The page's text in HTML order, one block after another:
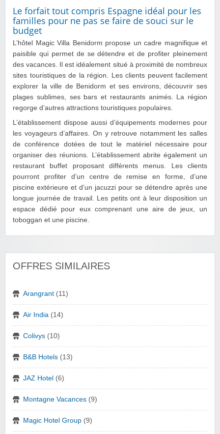
Le forfait tout compris Espagne idéal pour les
familles pour ne pas se faire de souci sur le
budget
L’hôtel Magic Villa Benidorm propose un cadre magnifique et
paisible qui permet de se détendre et de profiter pleinement
des vacances. Il est idéalement situé à proximité de nombreux
sites touristiques de la région. Les clients peuvent facilement
explorer la ville de Benidorm et ses environs, découvrir ses
plages sublimes, ses bars et restaurants animés. La région
regorge d’autres attractions touristiques populaires.
L’établissement dispose aussi d’équipements modernes pour
les voyageurs d’affaires. On y retrouve notamment les salles
de conférence dotées de tout le matériel nécessaire pour
organiser des réunions. L’établissement abrite également un
restaurant buffet proposant différents menus. Les clients
pourront profiter d’un centre de remise en forme, d’une
piscine extérieure et d’un jacuzzi pour se détendre après une
longue journée de travail. Les petits ont à leur disposition un
espace dédié pour eux comprenant une aire de jeux, un
toboggan et une piscine.
OFFRES SIMILAIRES
Arangrant (11)
Air India (14)
Colivys (10)
B&B Hotels (13)
JAZ Hotel (6)
Montagne Vacances (9)
Magic Hotel Group (9)